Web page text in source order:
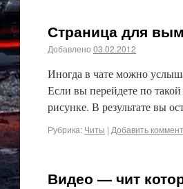
Страница для
Добавлено 03.02.2012
Иногда в чате можно
Если вы перейдете по
рисунке. В результате вы
Рубрика: Читы | Добавить
Видео — чит